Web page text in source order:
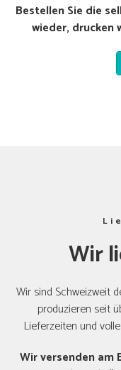
Bestellen Sie die
wieder, drucken
Wir
Wir sind Schweizweit
produzieren seit
Lieferzeiten und
Wir versenden am